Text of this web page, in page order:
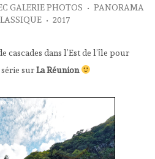
GALERIE PHOTOS • PANORAMA
• 2017
cascades dans l’Est de l’île pour
surLa Réunion